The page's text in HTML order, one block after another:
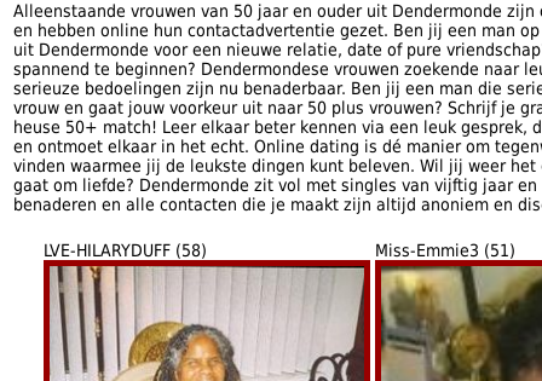
Alleenstaande vrouwen van 50 jaar en ouder uit Dendermonde zijn
en hebben online hun contactadvertentie gezet. Ben jij een man
uit Dendermonde voor een nieuwe relatie, date of pure
spannend te beginnen? Dendermondese vrouwen zoekende naar
serieuze bedoelingen zijn nu benaderbaar. Ben jij een man die
vrouw en gaat jouw voorkeur uit naar 50 plus vrouwen? Schrijf je
heuse 50+ match! Leer elkaar beter kennen via een leuk gesprek,
en ontmoet elkaar in het echt. Online dating is dé manier om
vinden waarmee jij de leukste dingen kunt beleven. Wil jij weer
gaat om liefde? Dendermonde zit vol met singles van vijftig jaar
benaderen en alle contacten die je maakt zijn altijd anoniem en
LVE-HILARYDUFF (58) Miss-Emmie3 (51)